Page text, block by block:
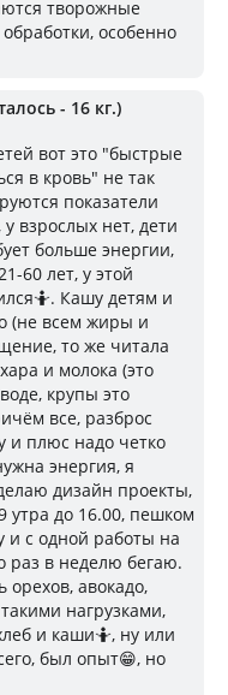
творожные
особенно
- 16 кг.)
вот это "быстрые
в кровь" не так
показатели
взрослых нет, дети
больше энергии,
60 лет, у этой
Кашу детям и
(не всем жиры и
то же читала
и молока (это
крупы это
все, разброс
и плюс надо четко
энергия, я
дизайн проекты,
утра до 16.00, пешком
и с одной работы на
раз в неделю бегаю.
орехов, авокадо,
нагрузками,
и каши🤷, ну или
был опыт😁, но